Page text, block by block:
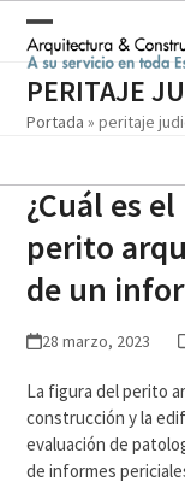
contentOpen
mobile
menu
Close
mobile
menu
PERITAJE
Portada »peritaje
¿Cuál es
perito
de un
28 marzo, 2023
La figura del perito
construcción y la
evaluación de
de informes